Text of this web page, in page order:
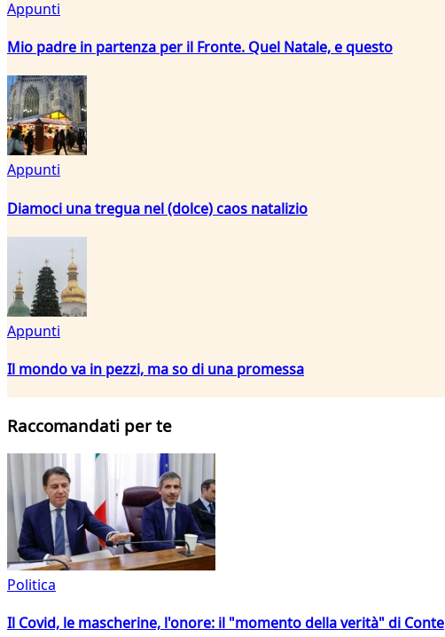
Appunti
Mio padre in partenza per il Fronte. Quel Natale, e questo
Appunti
Diamoci una tregua nel (dolce) caos natalizio
Appunti
Il mondo va in pezzi, ma so di una promessa
Raccomandati per te
Politica
Il Covid, le mascherine, l'onore: il "momento della verità" di Conte